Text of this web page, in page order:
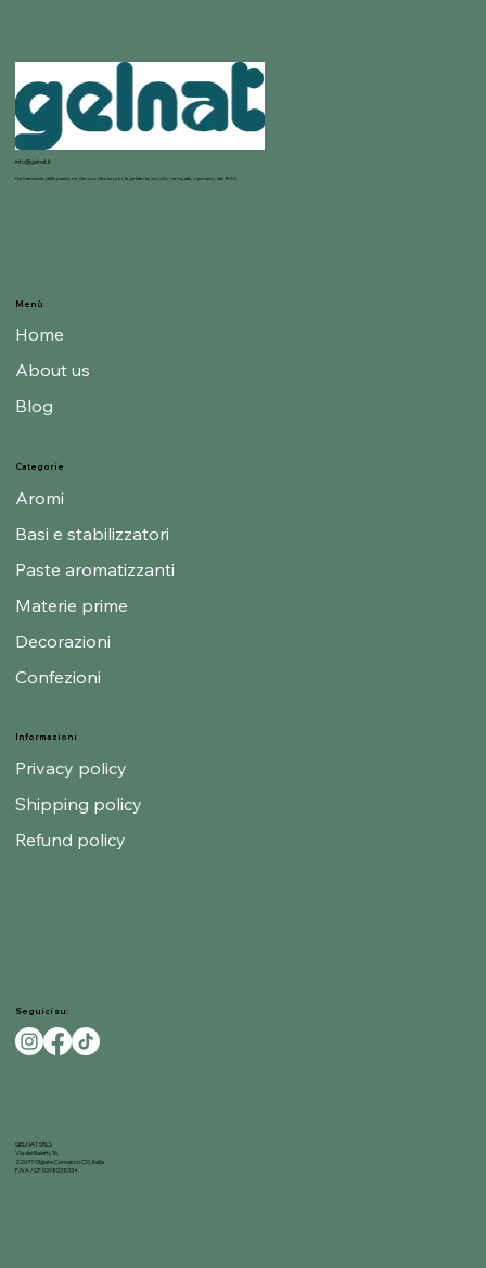
info@gelnat.it
Gelnat nasce dalla passione dei suoi titolari per la gelateria, mondo nel quale operano dal 1950.
Informazioni
Privacy policy
Shipping policy
Refund policy
Categorie
Aromi
Basi e stabilizzatori
Paste aromatizzanti
Materie prime
Decorazioni
Confezioni
Menù
Home
About us
Blog
Seguici su:
GELNAT SRLS
Via dei Baietti, 16,
22077 Olgiate Comasco CO, Italia
P.IVA / CF 03980310134